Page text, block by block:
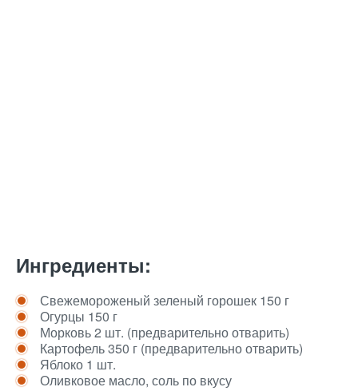
Ингредиенты:
Свежемороженый зеленый горошек 150 г
Огурцы 150 г
Морковь 2 шт. (предварительно отварить)
Картофель 350 г (предварительно отварить)
Яблоко 1 шт.
Оливковое масло, соль по вкусу